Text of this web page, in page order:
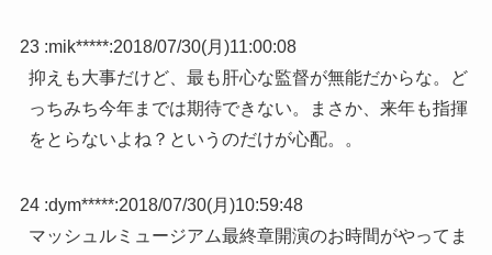
23 :mik*****:2018/07/30(月)11:00:08
抑えも大事だけど、最も肝心な監督が無能だからな。ど
っちみち今年までは期待できない。まさか、来年も指揮
をとらないよね？というのだけが心配。。
24 :dym*****:2018/07/30(月)10:59:48
マッシュルミュージアム最終章開演のお時間がやってま